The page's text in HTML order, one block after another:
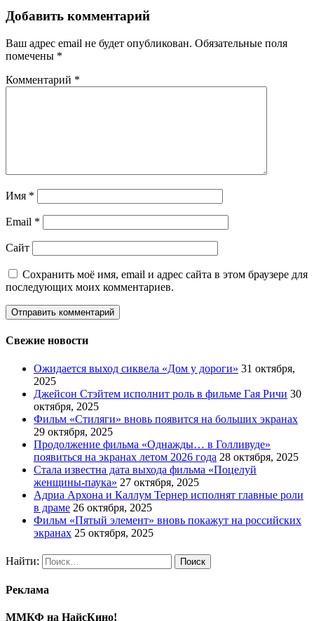
Добавить комментарий
Ваш адрес email не будет опубликован. Обязательные поля
помечены *
Комментарий *
Имя *
Email *
Сайт
Сохранить моё имя, email и адрес сайта в этом браузере для
последующих моих комментариев.
Свежие новости
Ожидается выход сиквела «Дом у дороги» 31 октября,
2025
Джейсон Стэйтем исполнит роль в фильме Гая Ричи 30
октября, 2025
Фильм «Стиляги» вновь появится на больших экранах
29 октября, 2025
Продолжение фильма «Однажды… в Голливуде»
появиться на экранах летом 2026 года 28 октября, 2025
Стала известна дата выхода фильма «Поцелуй
женщины-паука» 27 октября, 2025
Адриа Архона и Каллум Тернер исполнят главные роли
в драме 26 октября, 2025
Фильм «Пятый элемент» вновь покажут на российских
экранах 25 октября, 2025
Найти:
Реклама
ММКФ на НайсКино!